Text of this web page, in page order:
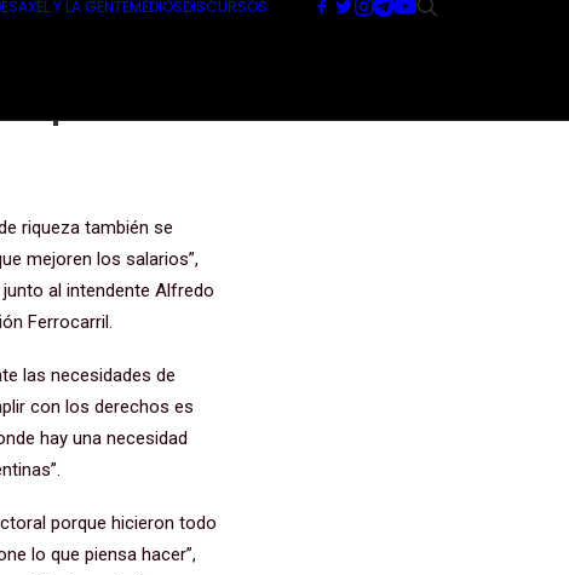
AXEL Y LA GENTEMEDIOSDISCURSOS
plantea
riqueza también se
mejoren los salarios”,
al intendente Alfredo
Ferrocarril.
las necesidades de
con los derechos es
hay una necesidad
porque hicieron todo
lo que piensa hacer”,